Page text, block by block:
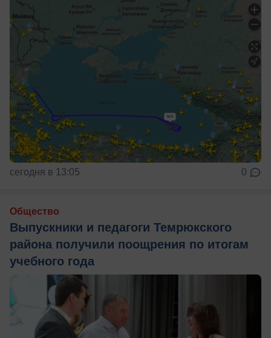
сегодня в 13:05 0
Общество
Выпускники и педагоги Темрюкского
района получили поощрения по итогам
учебного года